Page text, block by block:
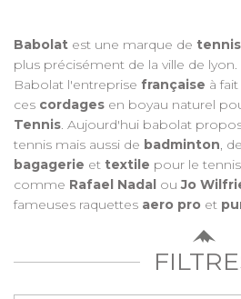
Babolat est une marque de tennis
plus précisément de la ville de lyon.
Babolat l'entreprise française à
ces cordages en boyau naturel
Tennis. Aujourd'hui babolat
tennis mais aussi de badminton,
bagagerie et textile pour le
comme Rafael Nadal ouJo
fameuses raquettes aero pro et